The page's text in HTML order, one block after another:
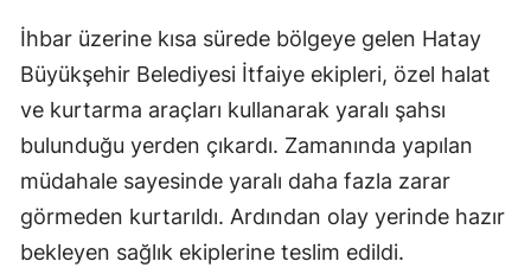
İhbar üzerine kısa sürede bölgeye gelen Hatay
Büyükşehir Belediyesi İtfaiye ekipleri, özel halat
ve kurtarma araçları kullanarak yaralı şahsı
bulunduğu yerden çıkardı. Zamanında yapılan
müdahale sayesinde yaralı daha fazla zarar
görmeden kurtarıldı. Ardından olay yerinde hazır
bekleyen sağlık ekiplerine teslim edildi.